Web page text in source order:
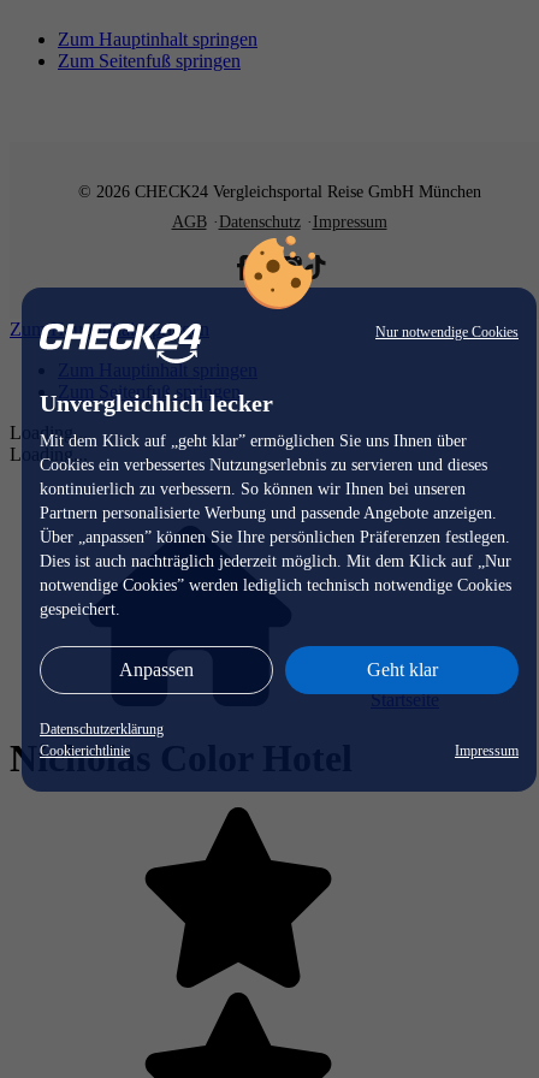
Nur notwendige Cookies
Unvergleichlich lecker
Mit dem Klick auf „geht klar” ermöglichen Sie uns Ihnen über
Cookies ein verbessertes Nutzungserlebnis zu servieren und dieses
kontinuierlich zu verbessern. So können wir Ihnen bei unseren
Partnern personalisierte Werbung und passende Angebote anzeigen.
Über „anpassen” können Sie Ihre persönlichen Präferenzen festlegen.
Dies ist auch nachträglich jederzeit möglich. Mit dem Klick auf „Nur
notwendige Cookies” werden lediglich technisch notwendige Cookies
gespeichert.
Anpassen Geht klar
Datenschutzerklärung
Cookierichtlinie
Impressum
Zum Hauptinhalt springen
Zum Seitenfuß springen
© 2026 CHECK24 Vergleichsportal Reise GmbH München
AGB
Datenschutz Impressum
Zum Hauptinhalt springen
Zum Hauptinhalt springen
Zum Seitenfuß springen
Loading...
Loading...
Startseite
Nicholas Color Hotel